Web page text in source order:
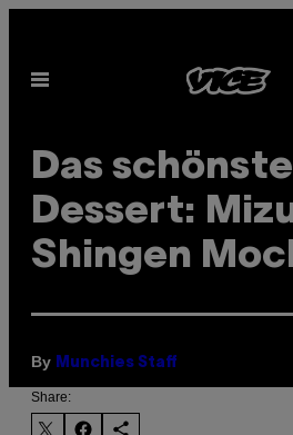
content
Open
Das schönste
Dessert:
Shingen
By Munchies Staff
Share: